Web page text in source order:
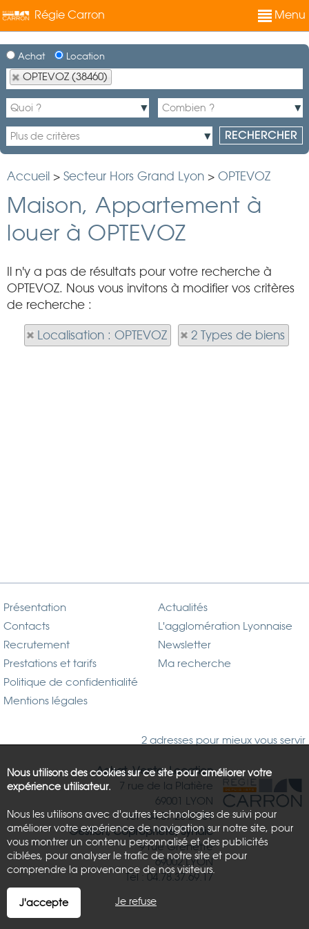
Régie Carron Menu
Achat Location
OPTEVOZ (38460)
Accueil > Secteur Hors Grand Lyon > OPTEVOZ
Maison, Appartement à
louer à OPTEVOZ
Il n'y a pas de résultats pour votre recherche à
OPTEVOZ. Nous vous invitons à modifier vos critères
de recherche :
Localisation : OPTEVOZ 2 Types de biens
Présentation
Contacts
Recrutement
Prestations et tarifs
Politique de confidentialité
Mentions légales
Actualités
L'agglomération Lyonnaise
Newsletter
Ma recherche
2 adresses pour mieux vous servir
Achat, Vente, Location
7 rue de la Platière
69001 LYON
Tél : 04.37.26.21.81
Gestion, Copropriété, Syndic
9 rue Grenette
69002 LYON
Tél : 04.78.37.69.17
Nous utilisons des cookies sur ce site pour améliorer votre
expérience utilisateur.
Nous les utilisons avec d'autres technologies de suivi pour
améliorer votre expérience de navigation sur notre site, pour
vous montrer un contenu personnalisé et des publicités
ciblées, pour analyser le trafic de notre site et pour
comprendre la provenance de nos visiteurs.
J'accepte Je refuse